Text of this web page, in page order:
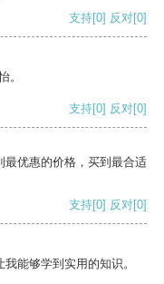
支持[0] 反对[0]
。
支持[0] 反对[0]
最优惠的价格，买到最合适
支持[0] 反对[0]
能够学到实用的知识。